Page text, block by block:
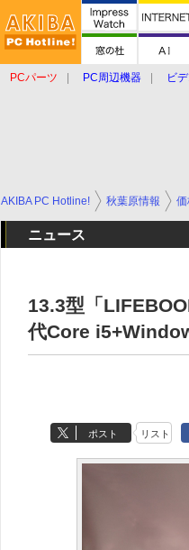
PCパーツ PC周辺機器 ビ
AKIBA PC Hotline! 秋葉原情報 価
ニュース
13.3型「
代Core
ポスト リスト